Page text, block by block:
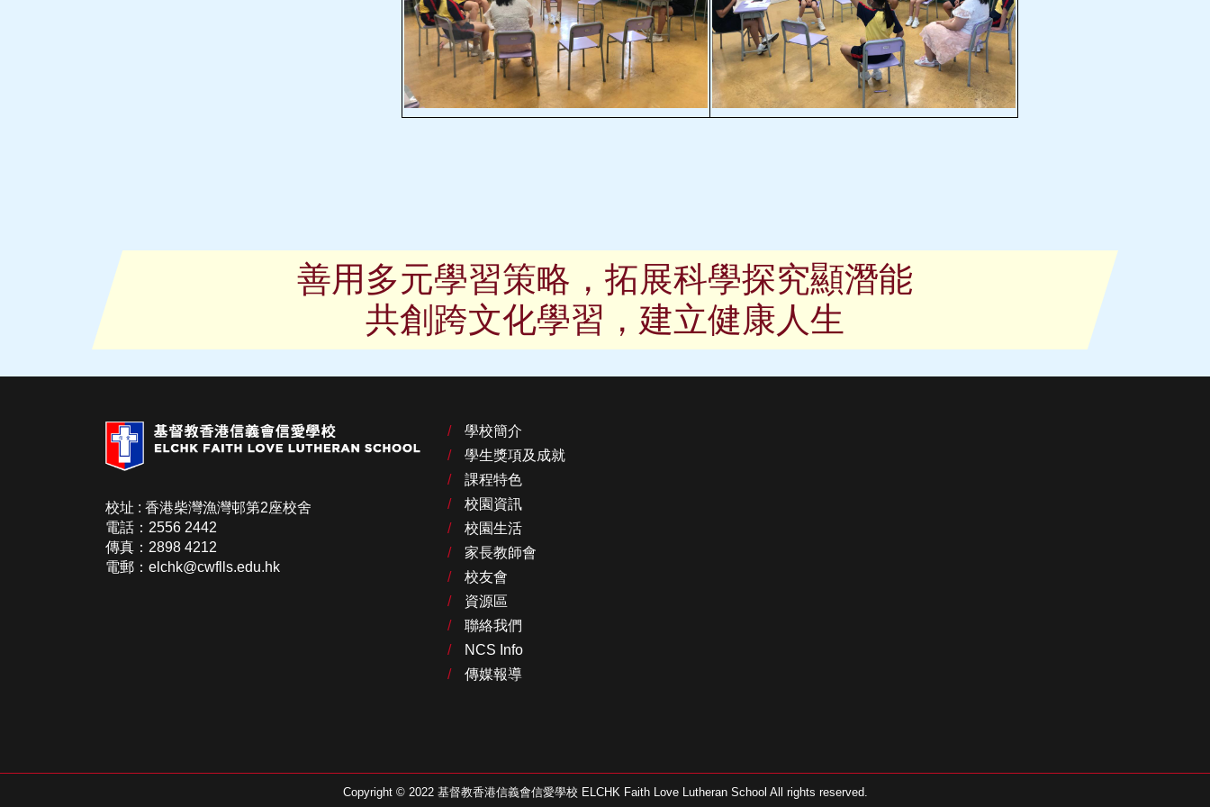
善用多元學習策略，拓展科學探究顯潛能
共創跨文化學習，建立健康人生
校址 : 香港柴灣漁灣邨第2座校舍
電話：2556 2442
傳真：2898 4212
電郵：elchk@cwflls.edu.hk
學校簡介
學生獎項及成就
課程特色
校園資訊
校園生活
家長教師會
校友會
資源區
聯絡我們
NCS Info
傳媒報導
Copyright © 2022 基督教香港信義會信愛學校 ELCHK Faith Love Lutheran School All rights reserved.